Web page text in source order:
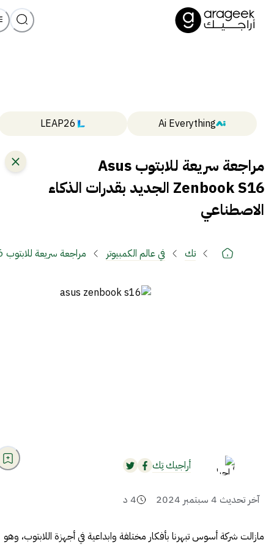
Ai Everything
LEAP26
مراجعة سريعة للابتوب Asus
Zenbook S16 الجديد بقدرات الذكاء
الاصطناعي
تك في عالم الكمبيوتر مراجعة سريعة للابتوب Asus Zenbook S16 الجديد بقدرات الذكاء الاصطناعي
أراجيك تِك
آخر تحديث 4 سبتمبر 2024 4 د
مازالت شركة أسوس تبهرنا بأفكار مختلفة وابداعية في أجهزة اللابتوب، وهو